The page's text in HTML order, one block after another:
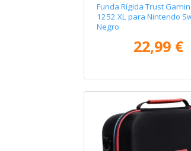
Funda Rígida Trust
1252 XL para Nintendo
Negro
22,99 €